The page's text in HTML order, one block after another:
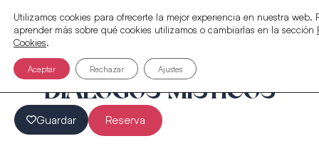
DIÁLOGOS MÍSTICOS
Guardar Reserva
Utilizamos cookies para ofrecerte la mejor experiencia en nuestra web.
aprender más sobre qué cookies utilizamos o cambiarlas en la sección
Cookies.
Aceptar Rechazar Ajustes